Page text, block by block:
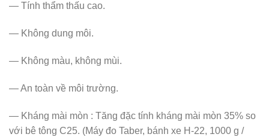
— Tính thẩm thấu cao.
— Không dung môi.
— Không màu, không mùi.
— An toàn về môi trường.
— Kháng mài mòn : Tăng đặc tính kháng mài mòn 35% so
với bê tông C25. (Máy đo Taber, bánh xe H-22, 1000 g /